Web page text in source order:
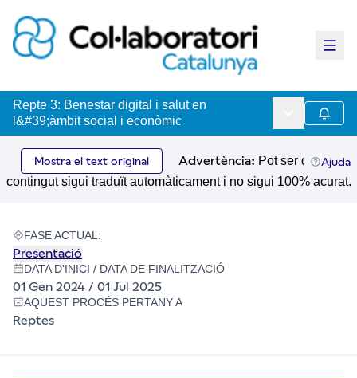
Repte 3: Benestar digital i salut en
l&#39;àmbit social i econòmic
Menú Seguir
Mostra el text original Advertència: Pot ser que el
contingut sigui traduït automàticament i no sigui 100% acurat.
Ajuda
FASE ACTUAL:
Presentació
DATA D'INICI / DATA DE FINALITZACIÓ
01 Gen 2024 / 01 Jul 2025
AQUEST PROCÉS PERTANY A
Reptes